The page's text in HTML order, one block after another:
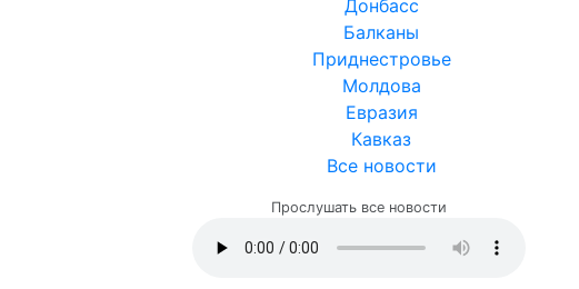
Донбасс
Балканы
Приднестровье
Молдова
Евразия
Кавказ
Все новости
Прослушать все новости